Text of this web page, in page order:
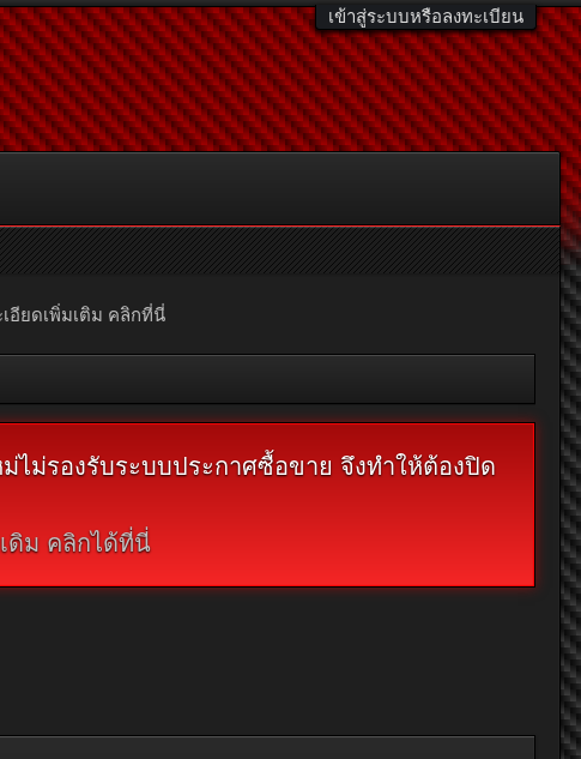
เข้าสู่ระบบหรือลงทะเบียน
อียดเพิ่มเติม คลิกที่นี่
ไม่รองรับระบบประกาศซื้อขาย จึงทำให้ต้องปิด
ดิม คลิกได้ที่นี่